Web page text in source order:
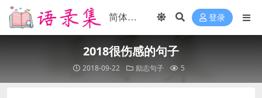
登录
2018很伤感的句子
2018-09-22 励志句子 5